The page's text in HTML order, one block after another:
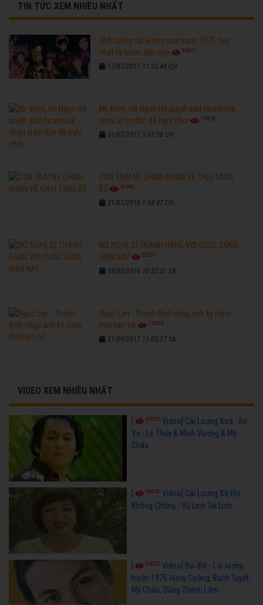
TIN TỨC XEM NHIỀU NHẤT
260 tuồng cải lương xưa trước 1975 hay
nhất từ trước đến nay
96207
17/07/2017 11:33:48 CH
Mr. Đàm, Hồ Ngọc Hà quyết add facebook
nhau vì tin đồn đã nghỉ chơi
76308
31/07/2017 5:03:06 CH
CON TRAI NS CHINH NHẪN VỀ CHỊU TANG
BỐ
42982
31/01/2016 1:08:47 CH
NỮ NGHỆ SĨ THANH HẰNG VỚI CUỘC SỐNG
HIỆN NAY
32581
18/05/2016 10:22:21 SA
Ngọc Lan - Thanh Bình chụp ảnh kỷ niệm
thời hẹn hò
17826
21/09/2017 11:02:37 SA
VIDEO XEM NHIỀU NHẤT
67092 Video] Cải Lương Xưa - Bơ
Vơ - Lệ Thủy & Minh Vương & Mỹ
Châu
50845 Video] Cải Lương Xã Hội -
Không Chồng - Vũ Linh Tài Linh
36023 Video] Bụi đời - Cải lương
trước 1975 Hùng Cường, Bạch Tuyết,
Mỹ Châu, Dũng Thanh Lâm